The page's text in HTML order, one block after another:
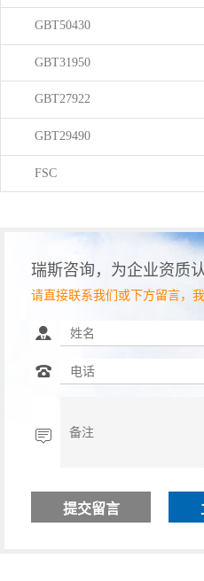
GBT50430
GBT31950
GBT27922
GBT29490
FSC
瑞斯咨询，为企业资质
请直接联系我们或下方留言，